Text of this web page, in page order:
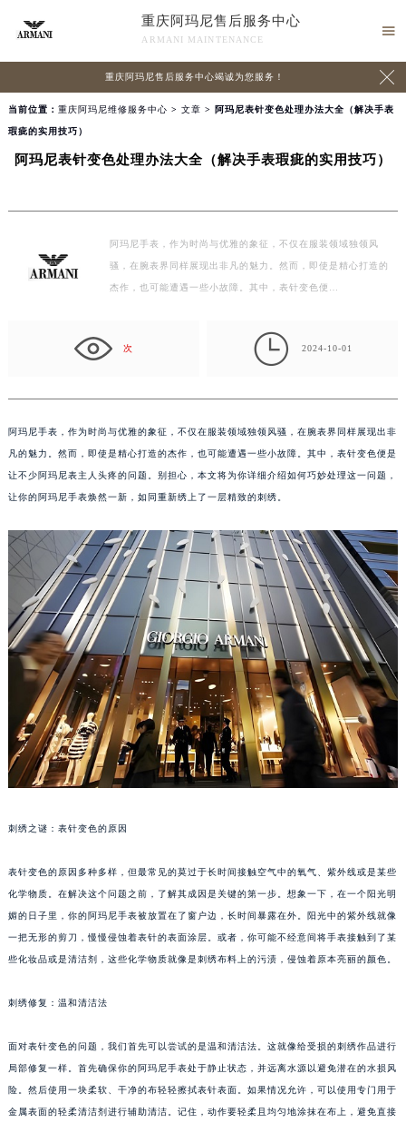
重庆阿玛尼售后服务中心
ARMANI MAINTENANCE

重庆阿玛尼售后服务中心竭诚为您服务！ 
当前位置： 重庆阿玛尼维修服务中心 > 文章 > 阿玛尼表针变色处理办法大全（解决手表
瑕疵的实用技巧）
阿玛尼表针变色处理办法大全（解决手表瑕疵的实用技巧）
阿玛尼手表，作为时尚与优雅的象征，不仅在服装领域独领风
骚，在腕表界同样展现出非凡的魅力。然而，即使是精心打造的
杰作，也可能遭遇一些小故障。其中，表针变色便…
次  2024-10-01
阿玛尼手表，作为时尚与优雅的象征，不仅在服装领域独领风骚，在腕表界同样展现出非
凡的魅力。然而，即使是精心打造的杰作，也可能遭遇一些小故障。其中，表针变色便是
让不少阿玛尼表主人头疼的问题。别担心，本文将为你详细介绍如何巧妙处理这一问题，
让你的阿玛尼手表焕然一新，如同重新绣上了一层精致的刺绣。
刺绣之谜：表针变色的原因
表针变色的原因多种多样，但最常见的莫过于长时间接触空气中的氧气、紫外线或是某些
化学物质。在解决这个问题之前，了解其成因是关键的第一步。想象一下，在一个阳光明
媚的日子里，你的阿玛尼手表被放置在了窗户边，长时间暴露在外。阳光中的紫外线就像
一把无形的剪刀，慢慢侵蚀着表针的表面涂层。或者，你可能不经意间将手表接触到了某
些化妆品或是清洁剂，这些化学物质就像是刺绣布料上的污渍，侵蚀着原本亮丽的颜色。
刺绣修复：温和清洁法
面对表针变色的问题，我们首先可以尝试的是温和清洁法。这就像给受损的刺绣作品进行
局部修复一样。首先确保你的阿玛尼手表处于静止状态，并远离水源以避免潜在的水损风
险。然后使用一块柔软、干净的布轻轻擦拭表针表面。如果情况允许，可以使用专门用于
金属表面的轻柔清洁剂进行辅助清洁。记住，动作要轻柔且均匀地涂抹在布上，避免直接